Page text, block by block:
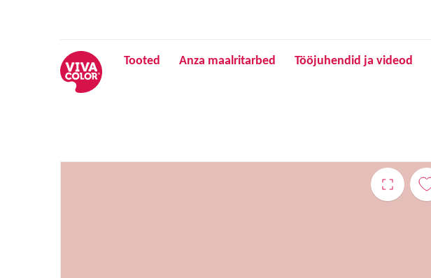
Tooted Anza maalritarbed Tööjuhendid ja videod